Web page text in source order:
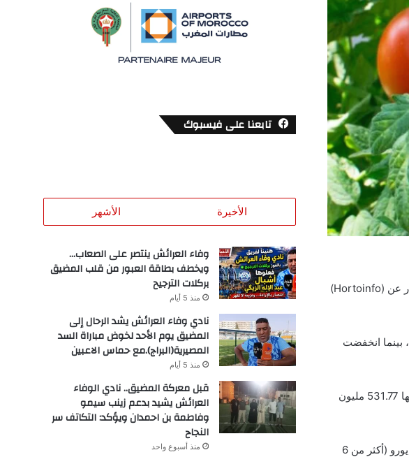
تفوق المغرب على إسبانيا ليصبح ثاني أكبر مصدر للطماطم إلى الاتحاد الأوروبي خلال سنة 2024، وفقًا لتقرير صادر عن (Hortoinfo)
وتبرز الأرقام أن الصادرات المغربية من الطماطم إلى دول الاتحاد الأوروبي شهدت ارتفاعًا بنسبة 47.18% منذ 2016، بينما انخفضت
وبلغت الكمية المصدرة من المغرب سنة 2024 نحو 579.79 مليون كيلوغرام، متجاوزة إسبانيا التي لم تتخطَّ صادراتها 531.77 مليون
كما حقق المغرب إيرادات بلغت 999.04 مليون يورو، ما يعادل 10 مليارات و411 مليون درهم، بزيادة 581.72 مليون يورو (أكثر من 6
تابعنا على فيسبوك
الأخيرة الأشهر
وفاء العرائش ينتصر على الصعاب…
ويخطف بطاقة العبور من قلب المضيق
بركلات الترجيح
منذ 5 أيام
نادي وفاء العرائش يشد الرحال إلى
المضيق يوم الأحد لخوض مباراة السد
المصيرية(البراج).مع حماس الاعبين
منذ 5 أيام
قبل معركة المضيق.. نادي الوفاء
العرائش يشيد بدعم زينب سيمو
وفاطمة بن احمدان ويؤكد: التكاتف سر
النجاح
منذ أسبوع واحد